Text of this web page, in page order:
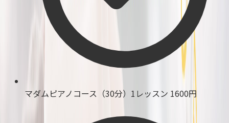
マダムピアノコース（30分）1レッスン 1600円